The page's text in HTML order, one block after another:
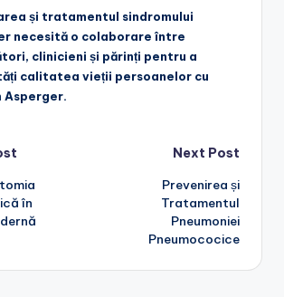
și tratamentul sindromului
necesită o colaborare între
clinicieni și părinți pentru a
calitatea vieții persoanelor cu
Asperger.
în
Next Post
Prevenirea și
Tratamentul
Pneumoniei
Pneumococice